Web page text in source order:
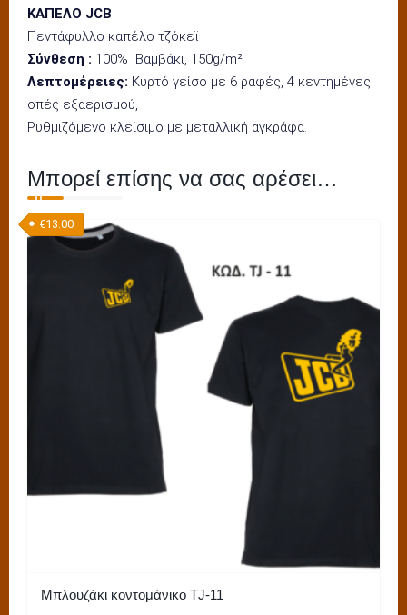
ΚΑΠΕΛΟ JCB
Πεντάφυλλο καπέλο τζόκεϊ
Σύνθεση : 100% Βαμβάκι, 150g/m²
Λεπτομέρειες: Κυρτό γείσο με 6 ραφές, 4 κεντημένες
οπές εξαερισμού,
Ρυθμιζόμενο κλείσιμο με μεταλλική αγκράφα.
Μπορεί επίσης να σας αρέσει…
Μπλουζάκι κοντομάνικο TJ-11
€13.00